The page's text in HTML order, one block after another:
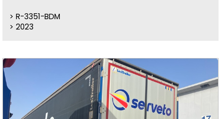
R-3351-BDM
2023